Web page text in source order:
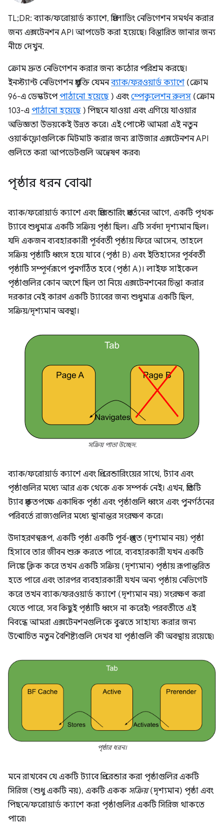
TL;DR: ব্যাক/ফরোয়ার্ড ক্যাশে, প্রিলোডিং নেভিগেশন সমর্থন করার
জন্য এক্সটেনশন API আপডেট করা হয়েছে। বিস্তারিত জানার জন্য
নীচে দেখুন.
ক্রোম দ্রুত নেভিগেশন করার জন্য কঠোর পরিশ্রম করছে।
ইনস্ট্যান্ট নেভিগেশন প্রযুক্তি যেমনব্যাক/ফরওয়ার্ড ক্যাশে (ক্রোম
96-এ ডেস্কটপেপাঠানো হয়েছে) এবং স্পেকুলেশন রুলস (ক্রোম
103-এ পাঠানো হয়েছে) পিছনে যাওয়া এবং এগিয়ে যাওয়ার
অভিজ্ঞতা উভয়কেই উন্নত করে। এই পোস্টে আমরা এই নতুন
ওয়ার্কফ্লোগুলিকে মিটমাট করার জন্য ব্রাউজার এক্সটেনশন API
গুলিতে করা আপডেটগুলি অন্বেষণ করব৷
পৃষ্ঠার ধরন বোঝা
ব্যাক/ফরোয়ার্ড ক্যাশে এবং প্রিরেন্ডারিং প্রবর্তনের আগে, একটি পৃথক
ট্যাবে শুধুমাত্র একটি সক্রিয় পৃষ্ঠা ছিল। এটি সর্বদা দৃশ্যমান ছিল।
যদি একজন ব্যবহারকারী পূর্ববর্তী পৃষ্ঠায় ফিরে আসেন, তাহলে
সক্রিয় পৃষ্ঠাটি ধ্বংস হয়ে যাবে (পৃষ্ঠা B) এবং ইতিহাসের পূর্ববর্তী
পৃষ্ঠাটি সম্পূর্ণরূপে পুনর্গঠিত হবে (পৃষ্ঠা A)। লাইফ সাইকেল
পৃষ্ঠাগুলির কোন অংশে ছিল তা নিয়ে এক্সটেনশনের চিন্তা করার
দরকার নেই কারণ একটি ট্যাবের জন্য শুধুমাত্র একটি ছিল,
সক্রিয়/দৃশ্যমান অবস্থা।
সক্রিয় পাতা উচ্ছেদ.
ব্যাক/ফরোয়ার্ড ক্যাশে এবং প্রি-রেন্ডারিংয়ের সাথে, ট্যাব এবং
পৃষ্ঠাগুলির মধ্যে আর এক থেকে এক সম্পর্ক নেই। এখন, প্রতিটি
ট্যাব প্রকৃতপক্ষে একাধিক পৃষ্ঠা এবং পৃষ্ঠাগুলি ধ্বংস এবং পুনর্গঠনের
পরিবর্তে রাজ্যগুলির মধ্যে স্থানান্তর সংরক্ষণ করে।
উদাহরণস্বরূপ, একটি পৃষ্ঠা একটি পূর্ব-প্রস্তুত (দৃশ্যমান নয়) পৃষ্ঠা
হিসাবে তার জীবন শুরু করতে পারে, ব্যবহারকারী যখন একটি
লিঙ্কে ক্লিক করে তখন একটি সক্রিয় (দৃশ্যমান) পৃষ্ঠায় রূপান্তরিত
হতে পারে এবং তারপর ব্যবহারকারী যখন অন্য পৃষ্ঠায় নেভিগেট
করে তখন ব্যাক/ফরওয়ার্ড ক্যাশে (দৃশ্যমান নয়) সংরক্ষণ করা
যেতে পারে, সব কিছুই পৃষ্ঠাটি ধ্বংস না করেই৷ পরবর্তীতে এই
নিবন্ধে আমরা এক্সটেনশনগুলিকে বুঝতে সাহায্য করার জন্য
উন্মোচিত নতুন বৈশিষ্ট্যগুলি দেখব যা পৃষ্ঠাগুলি কী অবস্থায় রয়েছে৷
পৃষ্ঠার ধরন।
মনে রাখবেন যে একটি ট্যাবে প্রি-রেন্ডার করা পৃষ্ঠাগুলির একটি
সিরিজ (শুধু একটি নয়), একটি একক সক্রিয়(দৃশ্যমান) পৃষ্ঠা এবং
পিছনে/ফরোয়ার্ড ক্যাশে করা পৃষ্ঠাগুলির একটি সিরিজ থাকতে
পারে৷